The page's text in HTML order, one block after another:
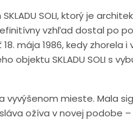
SOLI, ktorý je
vzhľad dostal po
mája 1986, kedy
objektu SKLADU SOLI s
vyvýšenom mieste.
ožíva v novej podobe